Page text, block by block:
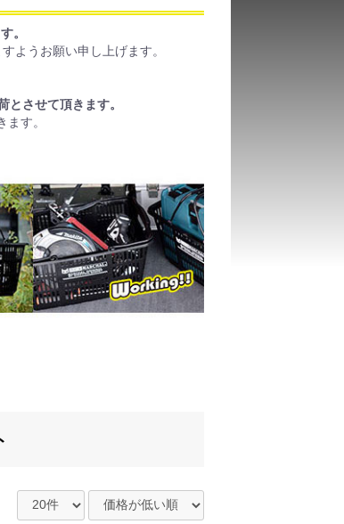
。
ようお願い申し上げます。
させて頂きます。
す。